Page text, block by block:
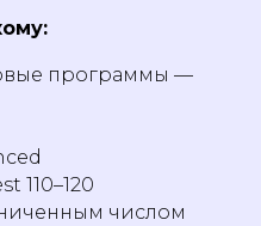
программы —
110–120
числом